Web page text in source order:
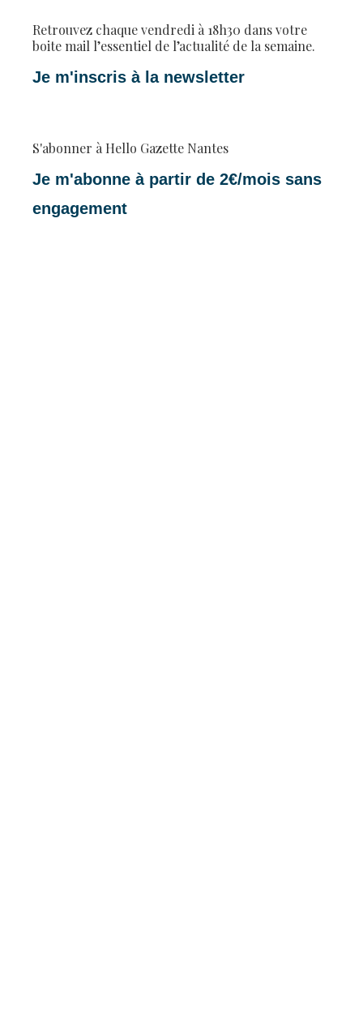
Retrouvez chaque vendredi à 18h30 dans votre
boite mail l’essentiel de l’actualité de la semaine.
Je m'inscris à la newsletter
S'abonner à Hello Gazette Nantes
Je m'abonne à partir de 2€/mois sans
engagement